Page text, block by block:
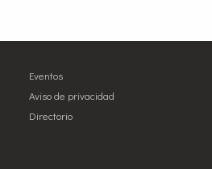
Eventos
Aviso de privacidad
Directorio